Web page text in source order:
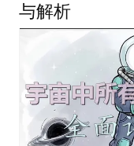
与解析